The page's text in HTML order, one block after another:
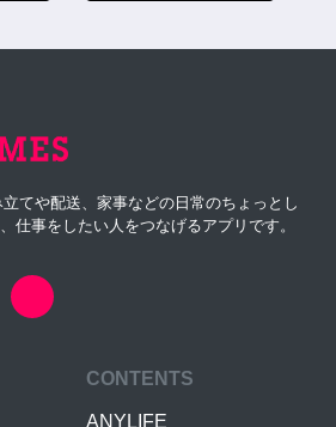
てや配送、家事などの日常のちょっとし
仕事をしたい人をつなげるアプリです。
CONTENTS
ANYLIFE